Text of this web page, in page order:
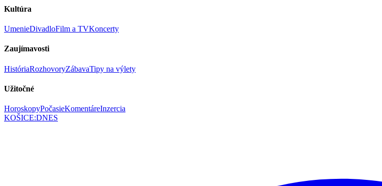
Kultúra
UmenieDivadloFilm a TVKoncerty
Zaujímavosti
HistóriaRozhovoryZábavaTipy na výlety
Užitočné
HoroskopyPočasieKomentáreInzercia
KOŠICE:DNES